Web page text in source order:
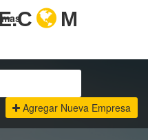
M
Agregar Nueva Empresa